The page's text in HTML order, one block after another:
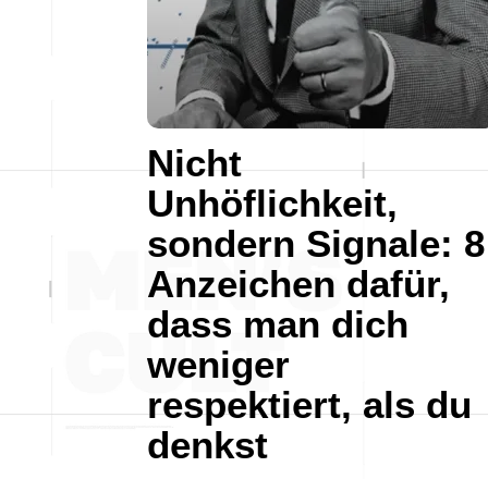
Nicht
Unhöflichkeit,
sondern Signale: 8
Anzeichen dafür,
dass man dich
weniger
respektiert, als du
denkst